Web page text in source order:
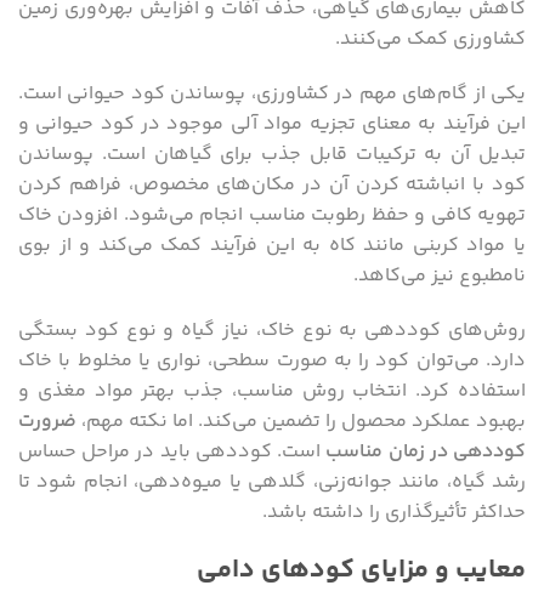
کاهش بیماری‌های گیاهی، حذف آفات و افزایش بهره‌وری زمین
کشاورزی کمک می‌کنند.
یکی از گام‌های مهم در کشاورزی، پوساندن کود حیوانی است.
این فرآیند به معنای تجزیه مواد آلی موجود در کود حیوانی و
تبدیل آن به ترکیبات قابل جذب برای گیاهان است. پوساندن
کود با انباشته کردن آن در مکان‌های مخصوص، فراهم کردن
تهویه کافی و حفظ رطوبت مناسب انجام می‌شود. افزودن خاک
یا مواد کربنی مانند کاه به این فرآیند کمک می‌کند و از بوی
نامطبوع نیز می‌کاهد.
روش‌های کوددهی به نوع خاک، نیاز گیاه و نوع کود بستگی
دارد. می‌توان کود را به صورت سطحی، نواری یا مخلوط با خاک
استفاده کرد. انتخاب روش مناسب، جذب بهتر مواد مغذی و
بهبود عملکرد محصول را تضمین می‌کند. اما نکته مهم، ضرورت
کوددهی در زمان مناسب است. کوددهی باید در مراحل حساس
رشد گیاه، مانند جوانه‌زنی، گلدهی یا میوه‌دهی، انجام شود تا
حداکثر تأثیرگذاری را داشته باشد.
معایب و مزایای کودهای دامی